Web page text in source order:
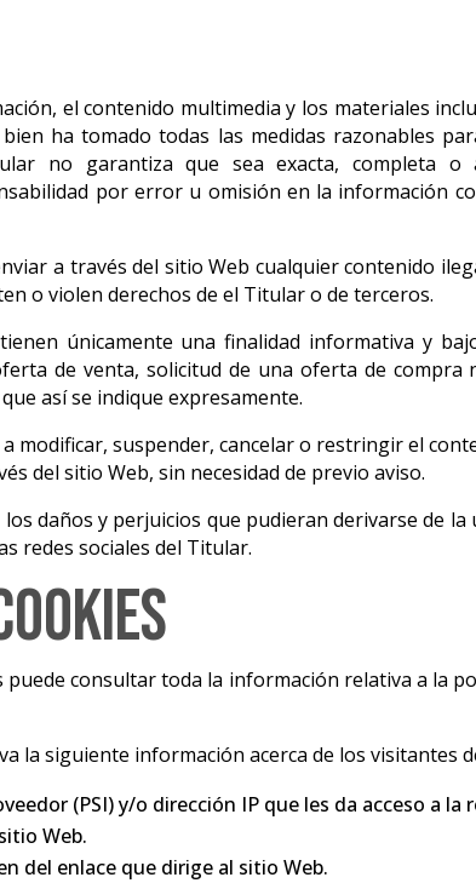
el contenido multimedia y los materiales
ha tomado todas las medidas razonables
no garantiza que sea exacta, completa o
por error u omisión en la información
a través del sitio Web cualquier contenido
o violen derechos de el Titular o de terceros.
únicamente una finalidad informativa y
de venta, solicitud de una oferta de compra
así se indique expresamente.
modificar, suspender, cancelar o restringir el
del sitio Web, sin necesidad de previo aviso.
daños y perjuicios que pudieran derivarse de
redes sociales del Titular.
puede consultar toda la información relativa a la
la siguiente información acerca de los visitantes
(PSI) y/o dirección IP que les da acceso a la
Web.
del enlace que dirige al sitio Web.